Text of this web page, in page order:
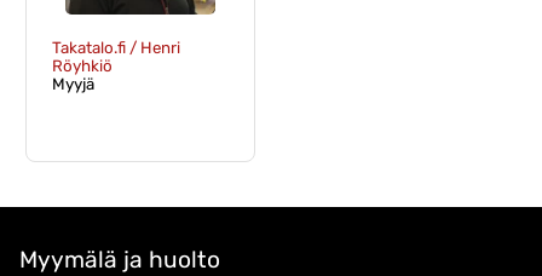
Takatalo.fi / Henri
Röyhkiö
Myyjä
Myymälä ja huolto